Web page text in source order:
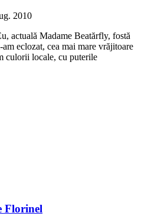
2010
actuală Madame Beatărfly, fostă
eclozat, cea mai mare vrăjitoare
culorii locale, cu puterile
Florinel